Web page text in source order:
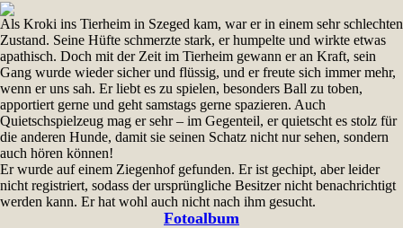
Als Kroki ins Tierheim in Szeged kam, war er in einem sehr schlechten
Zustand. Seine Hüfte schmerzte stark, er humpelte und wirkte etwas
apathisch. Doch mit der Zeit im Tierheim gewann er an Kraft, sein
Gang wurde wieder sicher und flüssig, und er freute sich immer mehr,
wenn er uns sah. Er liebt es zu spielen, besonders Ball zu toben,
apportiert gerne und geht samstags gerne spazieren. Auch
Quietschspielzeug mag er sehr – im Gegenteil, er quietscht es stolz für
die anderen Hunde, damit sie seinen Schatz nicht nur sehen, sondern
auch hören können!
Er wurde auf einem Ziegenhof gefunden. Er ist gechipt, aber leider
nicht registriert, sodass der ursprüngliche Besitzer nicht benachrichtigt
werden kann. Er hat wohl auch nicht nach ihm gesucht.
Fotoalbum